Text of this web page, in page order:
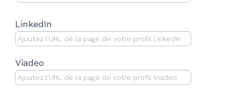
LinkedIn
Viadeo